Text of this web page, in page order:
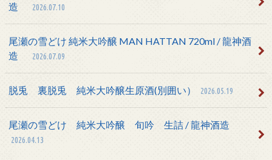
造
2026.07.10
尾瀬の雪どけ 純米大吟醸 MAN HATTAN 720ml / 龍神酒
造
2026.07.09
脱兎 裏脱兎 純米大吟醸生原酒(別囲い） 2026.05.19
尾瀬の雪どけ 純米大吟醸 旬吟 生詰 / 龍神酒造
2026.04.13